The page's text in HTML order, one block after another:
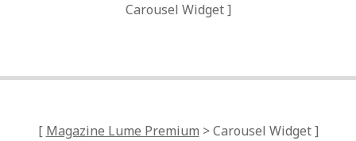
Carousel Widget ]
[ Magazine Lume Premium > Carousel Widget ]